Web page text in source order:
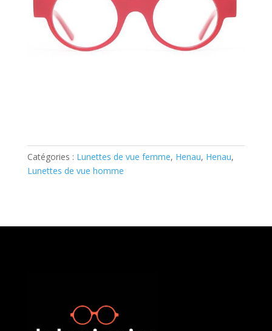
Catégories : Lunettes de vue femme, Henau, Henau,
Lunettes de vue homme